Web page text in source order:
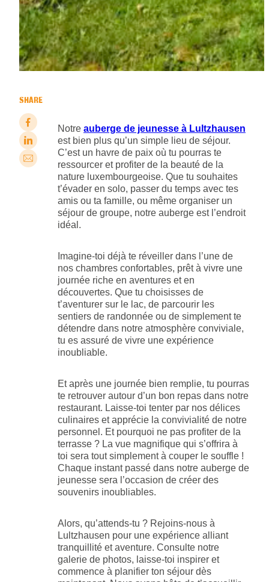
SHARE
Notre auberge de jeunesse à Lultzhausen
est bien plus qu’un simple lieu de séjour.
C’est un havre de paix où tu pourras te
ressourcer et profiter de la beauté de la
nature luxembourgeoise. Que tu souhaites
t’évader en solo, passer du temps avec tes
amis ou ta famille, ou même organiser un
séjour de groupe, notre auberge est l’endroit
idéal.
Imagine-toi déjà te réveiller dans l’une de
nos chambres confortables, prêt à vivre une
journée riche en aventures et en
découvertes. Que tu choisisses de
t’aventurer sur le lac, de parcourir les
sentiers de randonnée ou de simplement te
détendre dans notre atmosphère conviviale,
tu es assuré de vivre une expérience
inoubliable.
Et après une journée bien remplie, tu pourras
te retrouver autour d’un bon repas dans notre
restaurant. Laisse-toi tenter par nos délices
culinaires et apprécie la convivialité de notre
personnel. Et pourquoi ne pas profiter de la
terrasse ? La vue magnifique qui s’offrira à
toi sera tout simplement à couper le souffle !
Chaque instant passé dans notre auberge de
jeunesse sera l’occasion de créer des
souvenirs inoubliables.
Alors, qu’attends-tu ? Rejoins-nous à
Lultzhausen pour une expérience alliant
tranquillité et aventure. Consulte notre
galerie de photos, laisse-toi inspirer et
commence à planifier ton séjour dès